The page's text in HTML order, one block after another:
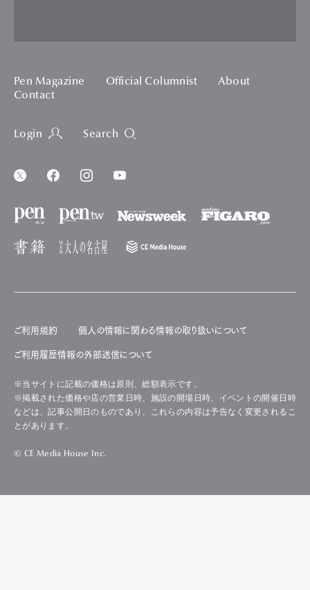
Pen Magazine Official Columnist
About
Contact
Login Search
ご利用規約 個人の情報に関わる情報の取り扱いについて
ご利用履歴情報の外部送信について
※当サイトに記載の価格は原則、総額表示です。
※掲載された価格や店の営業日時、施設の開場日時、イベントの開催日時
などは、記事公開日のものであり、これらの内容は予告なく変更されるこ
とがあります。
© CE Media House Inc.